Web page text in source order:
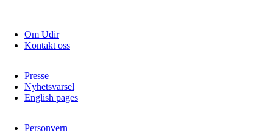
Om Udir
Kontakt oss
Presse
Nyhetsvarsel
English pages
Personvern